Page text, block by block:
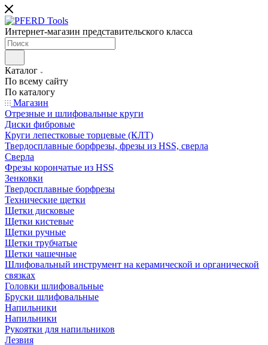
Интернет-магазин представительского класса
Каталог
По всему сайту
По каталогу
Магазин
Отрезные и шлифовальные круги
Диски фибровые
Круги лепестковые торцевые (КЛТ)
Твердосплавные борфрезы, фрезы из HSS, сверла
Сверла
Фрезы корончатые из HSS
Зенковки
Твердосплавные борфрезы
Технические щетки
Щетки дисковые
Щетки кистевые
Щетки ручные
Щетки трубчатые
Щетки чашечные
Шлифовальный инструмент на керамической и органической
связках
Головки шлифовальные
Бруски шлифовальные
Напильники
Напильники
Рукоятки для напильников
Лезвия